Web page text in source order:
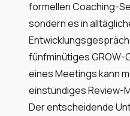
formellen Coaching-
sondern es in
fünfminütiges GROW-
eines Meetings kann
einstündiges Review-
Der entscheidende